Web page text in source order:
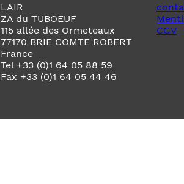
LAIR
ZA du TUBOEUF
115 allée des Ormeteaux
77170 BRIE COMTE ROBERT
France
Tel +33 (0)1 64 05 88 59
Fax +33 (0)1 64 05 44 46
CGV